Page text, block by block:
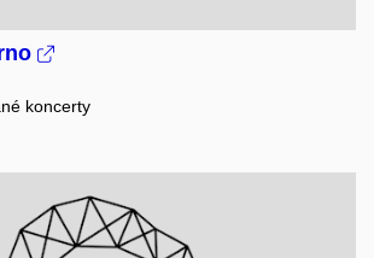
koncerty